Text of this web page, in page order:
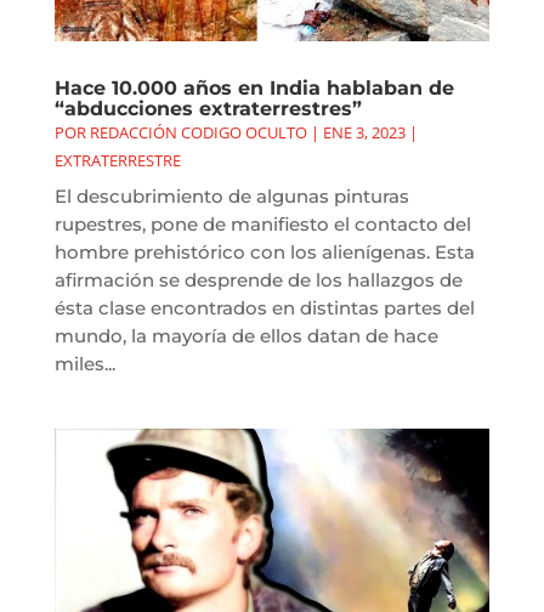
Hace 10.000 años en India hablaban de
“abducciones extraterrestres”
POR REDACCIÓN CODIGO OCULTO| ENE 3, 2023|
EXTRATERRESTRE
El descubrimiento de algunas pinturas
rupestres, pone de manifiesto el contacto del
hombre prehistórico con los alienígenas. Esta
afirmación se desprende de los hallazgos de
ésta clase encontrados en distintas partes del
mundo, la mayoría de ellos datan de hace
miles...